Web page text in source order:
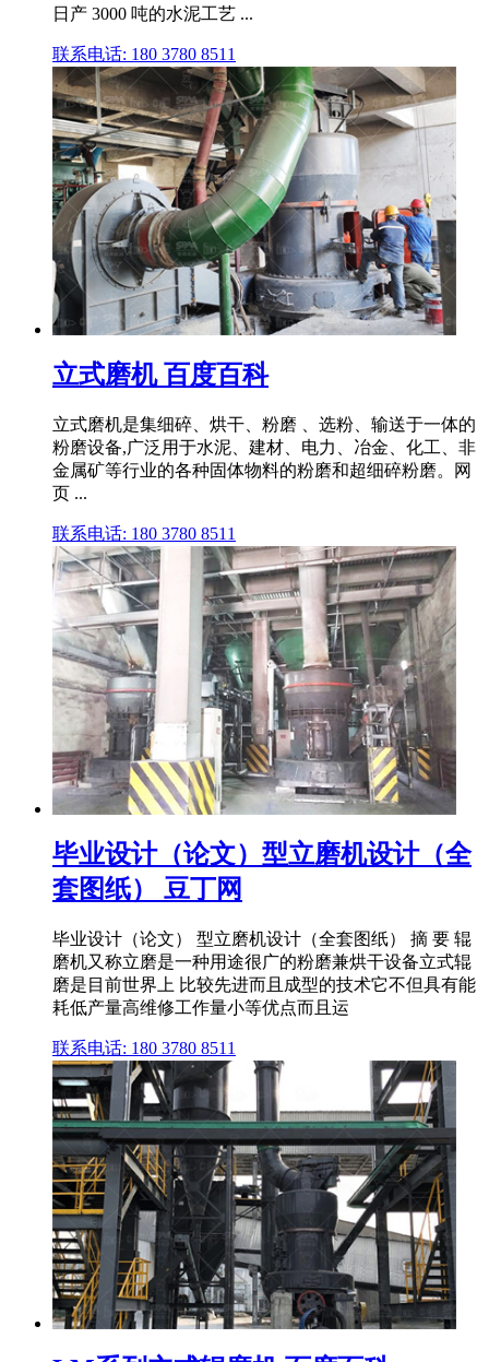
日产 3000 吨的水泥工艺 ...
联系电话: 180 3780 8511
立式磨机 百度百科
立式磨机是集细碎、烘干、粉磨 、选粉、输送于一体的
粉磨设备,广泛用于水泥、建材、电力、冶金、化工、非
金属矿等行业的各种固体物料的粉磨和超细碎粉磨。网
页 ...
联系电话: 180 3780 8511
毕业设计（论文）型立磨机设计（全
套图纸） 豆丁网
毕业设计（论文） 型立磨机设计（全套图纸） 摘 要 辊
磨机又称立磨是一种用途很广的粉磨兼烘干设备立式辊
磨是目前世界上 比较先进而且成型的技术它不但具有能
耗低产量高维修工作量小等优点而且运
联系电话: 180 3780 8511